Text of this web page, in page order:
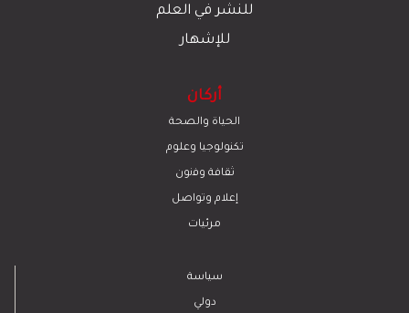
للنشر في العلم
للإشهار
أركان
الحياة والصحة
تكنولوجيا وعلوم
ﺛﻘﺎﻓﺔ وﻓﻧون
إعلام وتواصل
مرئيات
سياسة
دولي